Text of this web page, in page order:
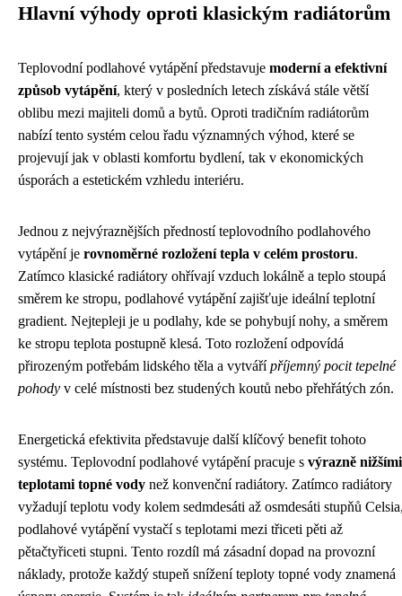
Hlavní výhody oproti klasickým radiátorům
Teplovodní podlahové vytápění představuje moderní a efektivní
způsob vytápění, který v posledních letech získává stále větší
oblibu mezi majiteli domů a bytů. Oproti tradičním radiátorům
nabízí tento systém celou řadu významných výhod, které se
projevují jak v oblasti komfortu bydlení, tak v ekonomických
úsporách a estetickém vzhledu interiéru.
Jednou z nejvýraznějších předností teplovodního podlahového
vytápění je rovnoměrné rozložení tepla v celém prostoru.
Zatímco klasické radiátory ohřívají vzduch lokálně a teplo stoupá
směrem ke stropu, podlahové vytápění zajišťuje ideální teplotní
gradient. Nejtepleji je u podlahy, kde se pohybují nohy, a směrem
ke stropu teplota postupně klesá. Toto rozložení odpovídá
přirozeným potřebám lidského těla a vytvářípříjemný pocit tepelné
pohody v celé místnosti bez studených koutů nebo přehřátých zón.
Energetická efektivita představuje další klíčový benefit tohoto
systému. Teplovodní podlahové vytápění pracuje s výrazně nižšími
teplotami topné vody než konvenční radiátory. Zatímco radiátory
vyžadují teplotu vody kolem sedmdesáti až osmdesáti stupňů
podlahové vytápění vystačí s teplotami mezi třiceti pěti až
pětačtyřiceti stupni. Tento rozdíl má zásadní dopad na provozní
náklady, protože každý stupeň snížení teploty topné vody znamená